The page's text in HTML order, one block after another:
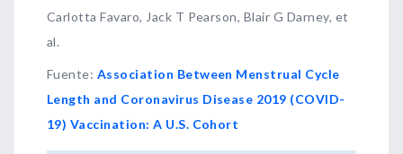
Carlotta Favaro, Jack T Pearson, Blair G Darney, et
al.
Fuente: Association Between Menstrual Cycle
Length and Coronavirus Disease 2019 (COVID-
19) Vaccination: A U.S. Cohort